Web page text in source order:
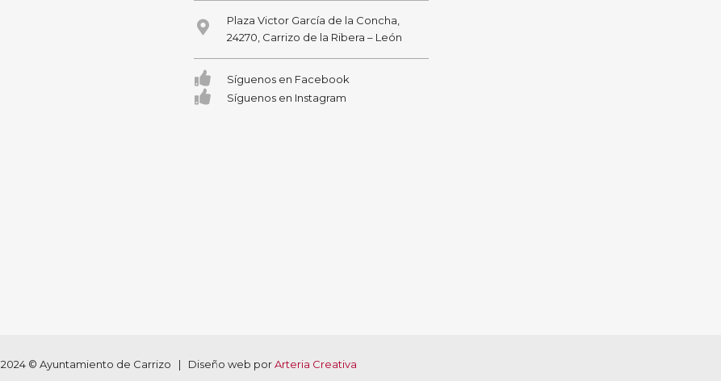
Plaza Victor García de la Concha,
24270, Carrizo de la Ribera – León
Síguenos en Facebook
Síguenos en Instagram
2024 © Ayuntamiento de Carrizo | Diseño web porArteria Creativa